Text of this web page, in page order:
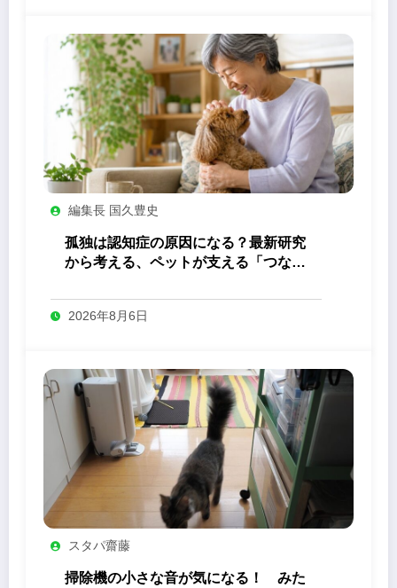
編集長 国久豊史
孤独は認知症の原因になる？最新研究
から考える、ペットが支える「つなが
2026年8月6日
スタパ齋藤
掃除機の小さな音が気になる！ みた